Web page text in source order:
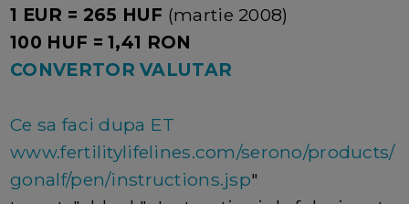
1 EUR = 265 HUF (martie 2008)
100 HUF = 1,41 RON
CONVERTOR VALUTAR
Ce sa faci dupa ET
www.fertilitylifelines.com/serono/products/
gonalf/pen/instructions.jsp"